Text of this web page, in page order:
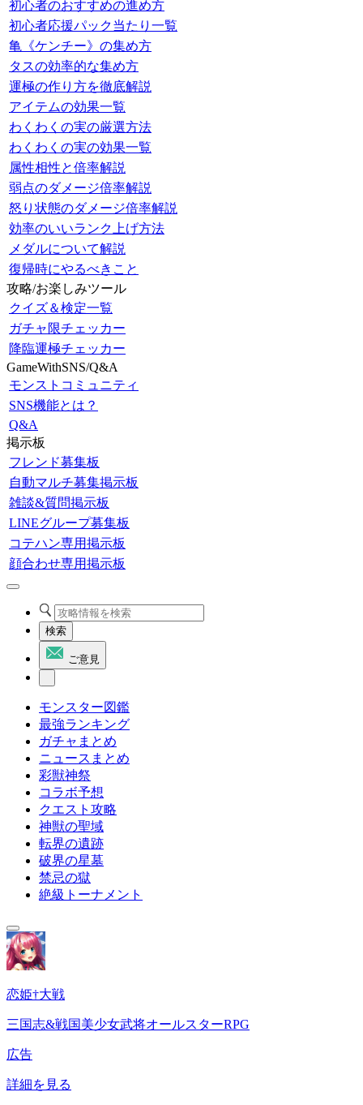
初心者のおすすめの進め方
初心者応援パック当たり一覧
亀《ケンチー》の集め方
タスの効率的な集め方
運極の作り方を徹底解説
アイテムの効果一覧
わくわくの実の厳選方法
わくわくの実の効果一覧
属性相性と倍率解説
弱点のダメージ倍率解説
怒り状態のダメージ倍率解説
効率のいいランク上げ方法
メダルについて解説
復帰時にやるべきこと
攻略/お楽しみツール
クイズ＆検定一覧
ガチャ限チェッカー
降臨運極チェッカー
GameWithSNS/Q&A
モンストコミュニティ
SNS機能とは？
Q&A
掲示板
フレンド募集板
自動マルチ募集掲示板
雑談&質問掲示板
LINEグループ募集板
コテハン専用掲示板
顔合わせ専用掲示板
検索
ご意見
モンスター図鑑
最強ランキング
ガチャまとめ
ニュースまとめ
彩獣神祭
コラボ予想
クエスト攻略
神獣の聖域
転界の遺跡
破界の星墓
禁忌の獄
絶級トーナメント
恋姫†大戦
三国志&戦国美少女武将オールスターRPG
広告
詳細を見る